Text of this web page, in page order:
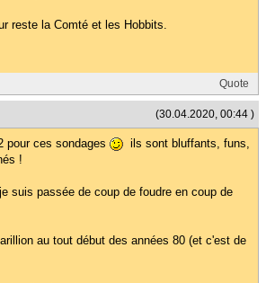
reste la Comté et les Hobbits.
Quote
(30.04.2020, 00:44 )
pour ces sondages
ils sont bluffants, funs,
!
suis passée de coup de foudre en coup de
au tout début des années 80 (et c'est de